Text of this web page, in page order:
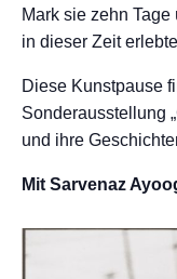
Mark sie zehn
in dieser Zeit
Diese Kunstpause
Sonderausstellung
und ihre
Mit Sarvenaz